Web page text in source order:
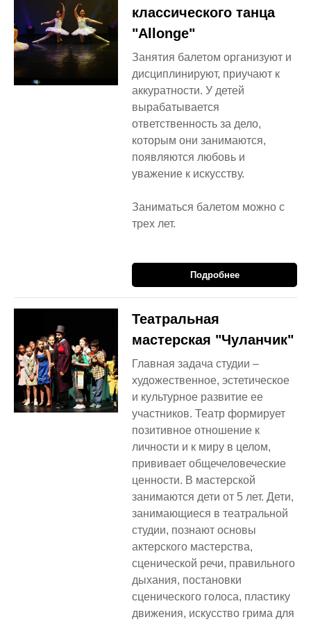
классического танца
"Allonge"
Занятия балетом организуют и
дисциплинируют, приучают к
аккуратности. У детей
вырабатывается
ответственность за дело,
которым они занимаются,
появляются любовь и
уважение к искусству.
Заниматься балетом можно с
трех лет.
Подробнее
Театральная
мастерская "Чуланчик"
Главная задача студии –
художественное, эстетическое
и культурное развитие ее
участников. Театр формирует
позитивное отношение к
личности и к миру в целом,
прививает общечеловеческие
ценности. В мастерской
занимаются дети от 5 лет. Дети,
занимающиеся в театральной
студии, познают основы
актерского мастерства,
сценической речи, правильного
дыхания, постановки
сценического голоса, пластику
движения, искусство грима для